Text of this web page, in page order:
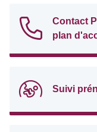
Contact
plan
Suivi